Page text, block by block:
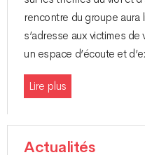
rencontre du groupe aura
s’adresse aux victimes
un espace d’écoute et
Lire plus
Actualités